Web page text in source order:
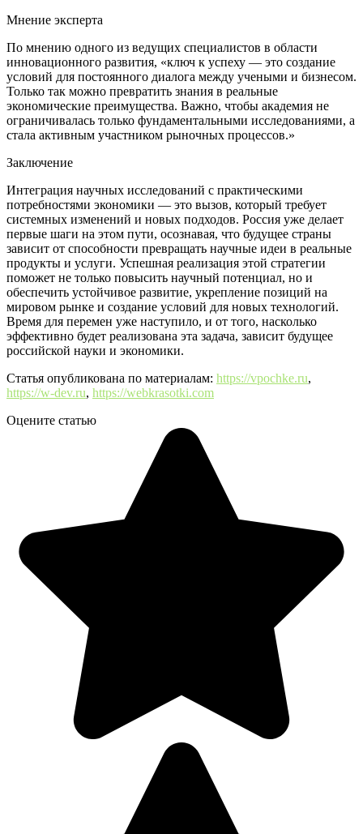
Мнение эксперта
По мнению одного из ведущих специалистов в области
инновационного развития, «ключ к успеху — это создание
условий для постоянного диалога между учеными и бизнесом.
Только так можно превратить знания в реальные
экономические преимущества. Важно, чтобы академия не
ограничивалась только фундаментальными исследованиями, а
стала активным участником рыночных процессов.»
Заключение
Интеграция научных исследований с практическими
потребностями экономики — это вызов, который требует
системных изменений и новых подходов. Россия уже делает
первые шаги на этом пути, осознавая, что будущее страны
зависит от способности превращать научные идеи в реальные
продукты и услуги. Успешная реализация этой стратегии
поможет не только повысить научный потенциал, но и
обеспечить устойчивое развитие, укрепление позиций на
мировом рынке и создание условий для новых технологий.
Время для перемен уже наступило, и от того, насколько
эффективно будет реализована эта задача, зависит будущее
российской науки и экономики.
Статья опубликована по материалам: https://vpochke.ru,
https://w-dev.ru, https://webkrasotki.com
Оцените статью